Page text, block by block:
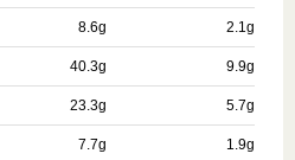
8.6g 2.1g
40.3g 9.9g
23.3g 5.7g
7.7g 1.9g